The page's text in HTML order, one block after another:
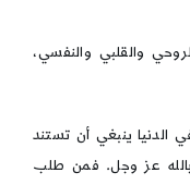
والقلبي والنفسي،
الدنيا ينبغي أن تستند
بالله عز وجل. فمن طلب